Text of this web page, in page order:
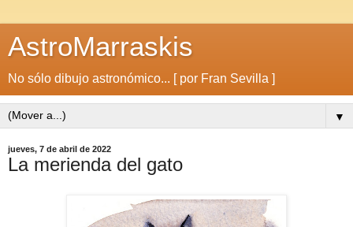
AstroMarraskis
No sólo dibujo astronómico... [ por Fran Sevilla ]
▼
jueves, 7 de abril de 2022
La merienda del gato